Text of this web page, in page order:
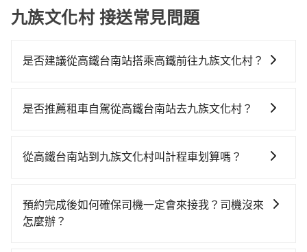
九族文化村 接送常見問題
是否建議從高鐵台南站搭乘高鐵前往九族文化村？
費時，且難叫計程車前往高鐵站！從最早06:03一直到
分鐘，現場買票或月台等車時間約10分鐘，再乘坐
班的計程車，搭上小黃後約花70分鐘、車費2,500元後，
抵達九族文化村 (南投縣魚池鄉) 的目的地。全程加上轉
是否推薦租車自駕從高鐵台南站去九族文化村？
時不需要閉目養神（因為要自己開車），最重要的是你
$115~205承租小轎車，每公里再額外加收$3.2，從高鐵
台南站到九族文化村的花費預估為$2,150~2,750（金額
從高鐵台南站到九族文化村叫計程車划算嗎？
灣大車隊、Uber、Line Taxi、Yoxi等。依照里程跳錶計
算，價格約為3,135~3,800元間，但如改預約tripool可
預約完成後如何確保司機一定會來接我？司機沒來
怎麼辦？